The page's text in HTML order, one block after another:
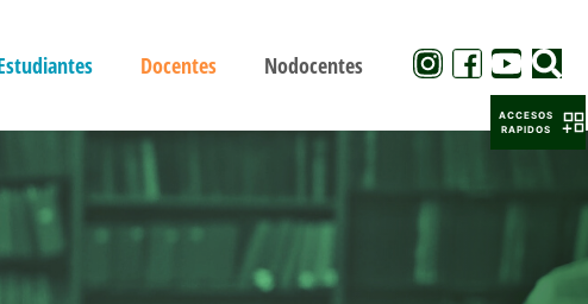
Docentes Nodocentes
ACCESOS
RAPIDOS